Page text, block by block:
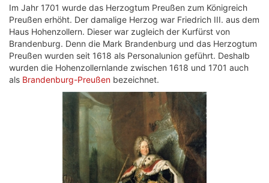
Im Jahr 1701 wurde das Herzogtum Preußen zum Königreich
Preußen erhöht. Der damalige Herzog war Friedrich III. aus dem
Haus Hohenzollern. Dieser war zugleich der Kurfürst von
Brandenburg. Denn die Mark Brandenburg und das Herzogtum
Preußen wurden seit 1618 als Personalunion geführt. Deshalb
wurden die Hohenzollernlande zwischen 1618 und 1701 auch
als Brandenburg-Preußen bezeichnet.